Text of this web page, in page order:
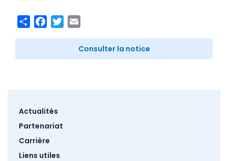
ShareFacebook
Twitter
Consulter la notice
Footer
Actualités
Partenariat
Carrière
Liens utiles